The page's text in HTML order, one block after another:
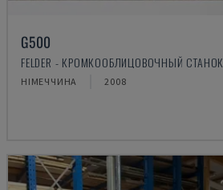
G500
FELDER - КРОМКООБЛИЦОВОЧНЫЙ СТАНОК
НІМЕЧЧИНА 2008